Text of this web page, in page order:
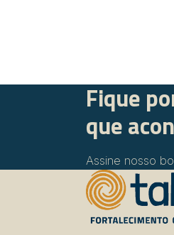
Fique
que
Assine nosso